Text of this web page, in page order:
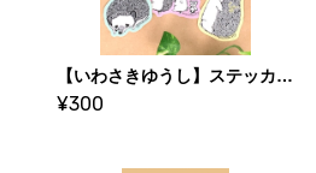
【いわさきゆうし】ステッカー(全5種)
¥300